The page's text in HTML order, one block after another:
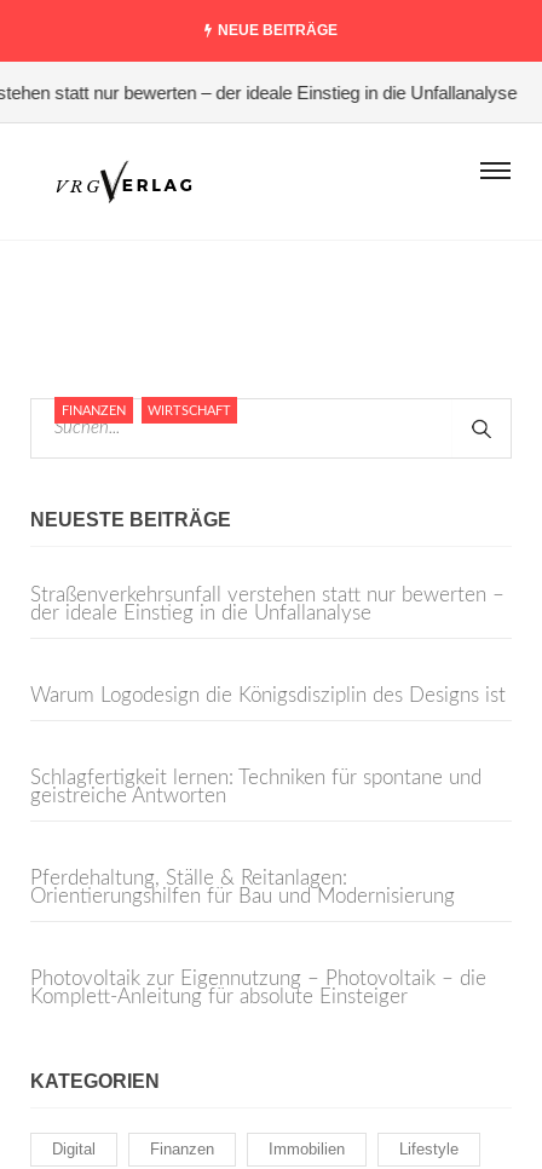
NEUE BEITRÄGE
statt nur bewerten – der ideale Einstieg in die Unfallanalyse
NEUESTE BEITRÄGE
Straßenverkehrsunfall verstehen statt nur bewerten –
der ideale Einstieg in die Unfallanalyse
Warum Logodesign die Königsdisziplin des Designs ist
Schlagfertigkeit lernen: Techniken für spontane und
geistreiche Antworten
Pferdehaltung, Ställe & Reitanlagen:
Orientierungshilfen für Bau und Modernisierung
Photovoltaik zur Eigennutzung – Photovoltaik – die
Komplett-Anleitung für absolute Einsteiger
KATEGORIEN
Digital Finanzen Immobilien Lifestyle
FINANZEN WIRTSCHAFT